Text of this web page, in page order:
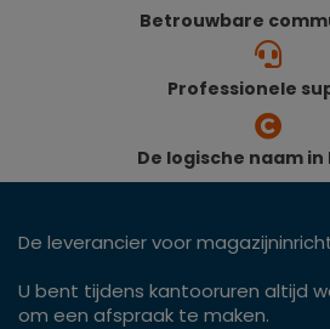
Betrouwbare
Professionele
De logische naam
De leverancier voor
U bent tijdens kantooruren altijd
om een afspraak te maken.